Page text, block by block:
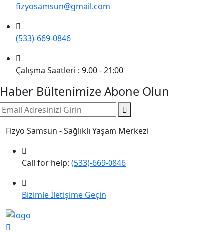
fizyosamsun@gmail.com
(533)-669-0846
Çalışma Saatleri : 9.00 - 21:00
Haber Bültenimize Abone Olun
Fizyo Samsun - Sağlıklı Yaşam Merkezi
Call for help: (533)-669-0846
Bizimle İletişime Geçin